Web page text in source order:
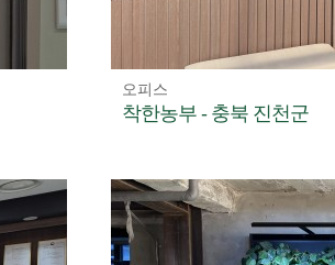
오피스
착한농부 - 충북 진천군